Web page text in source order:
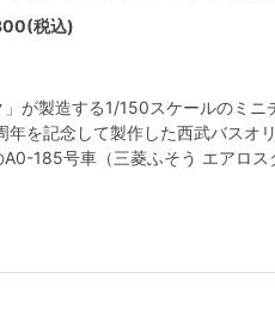
税込)
が製造する1/150スケールのミニ
を記念して製作した西武バスオ
A0-185号車（三菱ふそう エアロス